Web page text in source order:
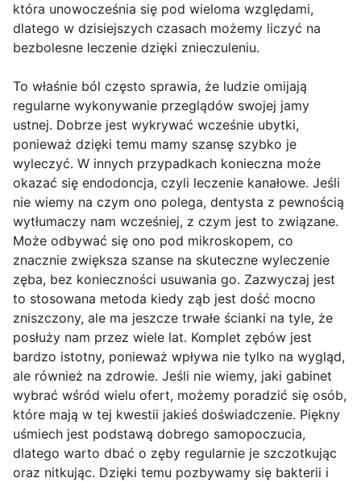
która unowocześnia się pod wieloma względami,
dlatego w dzisiejszych czasach możemy liczyć na
bezbolesne leczenie dzięki znieczuleniu.
To właśnie ból często sprawia, że ludzie omijają
regularne wykonywanie przeglądów swojej jamy
ustnej. Dobrze jest wykrywać wcześnie ubytki,
ponieważ dzięki temu mamy szansę szybko je
wyleczyć. W innych przypadkach konieczna może
okazać się endodoncja, czyli leczenie kanałowe. Jeśli
nie wiemy na czym ono polega, dentysta z pewnością
wytłumaczy nam wcześniej, z czym jest to związane.
Może odbywać się ono pod mikroskopem, co
znacznie zwiększa szanse na skuteczne wyleczenie
zęba, bez konieczności usuwania go. Zazwyczaj jest
to stosowana metoda kiedy ząb jest dość mocno
zniszczony, ale ma jeszcze trwałe ścianki na tyle, że
posłuży nam przez wiele lat. Komplet zębów jest
bardzo istotny, ponieważ wpływa nie tylko na wygląd,
ale również na zdrowie. Jeśli nie wiemy, jaki gabinet
wybrać wśród wielu ofert, możemy poradzić się osób,
które mają w tej kwestii jakieś doświadczenie. Piękny
uśmiech jest podstawą dobrego samopoczucia,
dlatego warto dbać o zęby regularnie je szczotkując
oraz nitkując. Dzięki temu pozbywamy się bakterii i